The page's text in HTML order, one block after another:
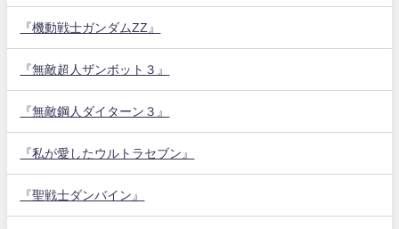
『機動戦士ガンダムZZ』
『無敵超人ザンボット３』
『無敵鋼人ダイターン３』
『私が愛したウルトラセブン』
『聖戦士ダンバイン』